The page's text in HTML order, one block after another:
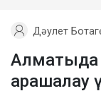
Дәулет
Алматыда
арашалау